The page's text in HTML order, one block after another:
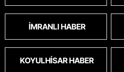
İMRANLI HABER
KOYULHISAR HABER